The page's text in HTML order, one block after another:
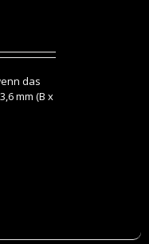
das
mm (B x